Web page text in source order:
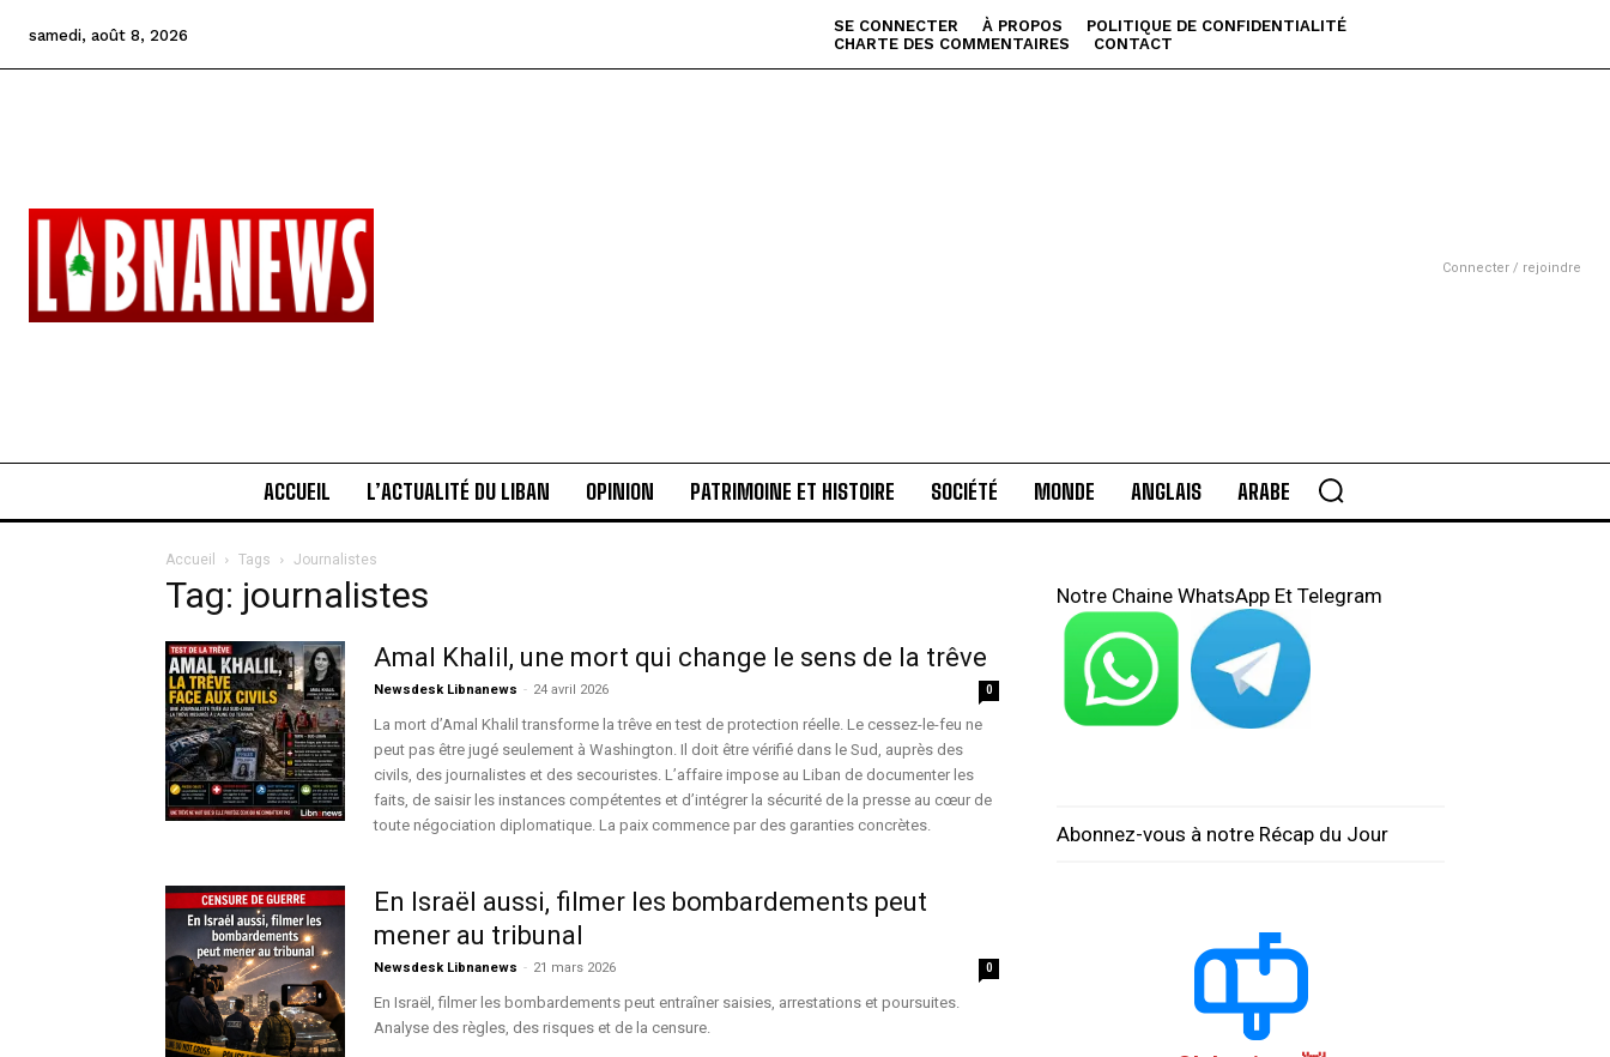
samedi, août 8, 2026 SE CONNECTER À PROPOS
POLITIQUE DE CONFIDENTIALITÉ
CHARTE DES COMMENTAIRES
CONTACT
Connecter / rejoindre
ACCUEIL L’ACTUALITÉ DU LIBAN OPINION PATRIMOINE ET HISTOIRE SOCIÉTÉ MONDE ANGLAIS ARABE
Accueil Tags Journalistes
Tag: journalistes
Amal Khalil, une mort qui change le sens de la trêve
Newsdesk Libnanews - 24 avril 2026 0
La mort d’Amal Khalil transforme la trêve en test de protection réelle. Le cessez-le-feu ne
peut pas être jugé seulement à Washington. Il doit être vérifié dans le Sud, auprès des
civils, des journalistes et des secouristes. L’affaire impose au Liban de documenter les
faits, de saisir les instances compétentes et d’intégrer la sécurité de la presse au cœur de
toute négociation diplomatique. La paix commence par des garanties concrètes.
En Israël aussi, filmer les bombardements peut
mener au tribunal
Newsdesk Libnanews - 21 mars 2026 0
En Israël, filmer les bombardements peut entraîner saisies, arrestations et poursuites.
Analyse des règles, des risques et de la censure.
Notre Chaine WhatsApp Et Telegram
Abonnez-vous à notre Récap du Jour